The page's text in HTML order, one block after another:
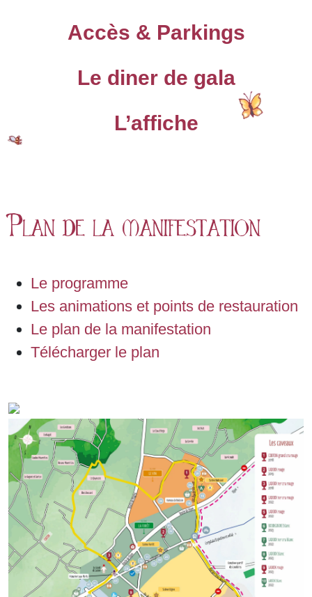
Accès & Parkings
Le diner de gala
L’affiche
Plan de la manifestation
Le programme
Les animations et points de restauration
Le plan de la manifestation
Télécharger le plan